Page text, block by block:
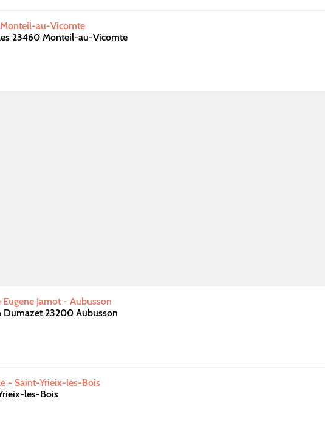
au-Vicomte
23460 Monteil-au-Vicomte
Eugene Jamot - Aubusson
Dumazet 23200 Aubusson
- Saint-Yrieix-les-Bois
les-Bois